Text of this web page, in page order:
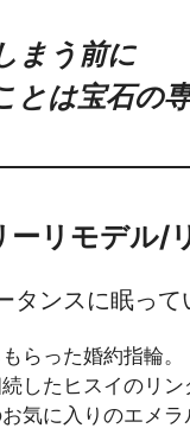
まう前に
とは宝石の
ーリモデル/
タンスに眠って
らった婚約指輪。
したヒスイのリン
気に入りのエメラ